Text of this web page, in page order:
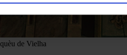
de Vielha